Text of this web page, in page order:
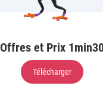
Offres et Prix
Télécharger